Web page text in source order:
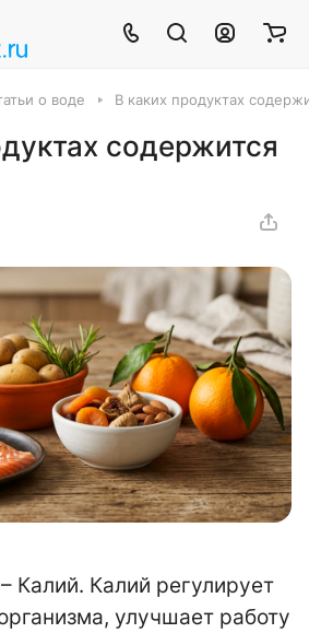
о воде В каких продуктах
содержится
Калий. Калий регулирует
улучшает работу